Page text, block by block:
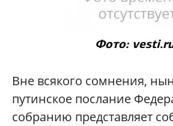
Фото:
Вне всякого сомнения,
путинское послание
собранию представляет